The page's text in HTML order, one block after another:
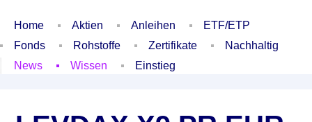
Home Aktien Anleihen
ETF/ETP
Fonds
Rohstoffe Zertifikate
Nachhaltig
News
Wissen Einstieg